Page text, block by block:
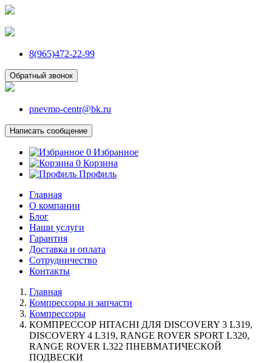
8(965)472-22-99
Обратный звонок
pnevmo-centr@bk.ru
Написать сообщение
0 Избранное
0 Корзина
Профиль
Главная
О компании
Блог
Наши услуги
Гарантия
Доставка и оплата
Сотрудничество
Контакты
Главная
Компрессоры и запчасти
Компрессоры
КОМПРЕССОР HITACHI ДЛЯ DISCOVERY 3 L319,
DISCOVERY 4 L319, RANGE ROVER SPORT L320,
RANGE ROVER L322 ПНЕВМАТИЧЕСКОЙ
ПОДВЕСКИ